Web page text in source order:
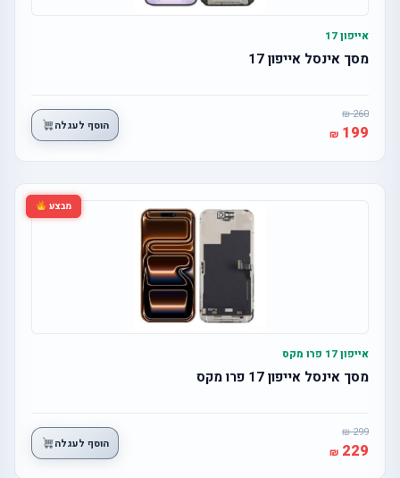
אייפון 17
מסך אינסל אייפון 17
260
199 הוסף לעגלה
מבצע
אייפון 17 פרו מקס
מסך אינסל אייפון 17 פרו מקס
299
229 הוסף לעגלה